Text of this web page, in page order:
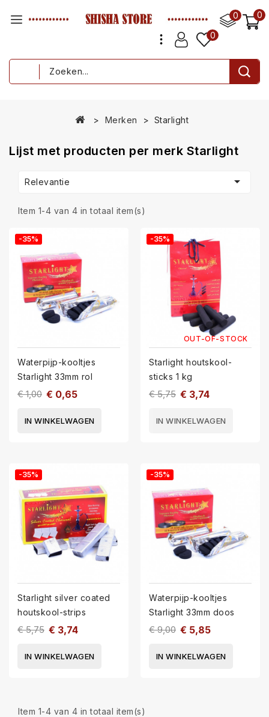
0
0
0
Merken Starlight
Lijst met producten per merk Starlight
Relevantie 
Item 1-4 van 4 in totaal item(s)
-35%
Waterpijp-kooltjes
Starlight 33mm rol
€ 1,00 € 0,65
IN WINKELWAGEN
-35%
OUT-OF-STOCK
Starlight houtskool-
sticks 1 kg
€ 5,75 € 3,74
IN WINKELWAGEN
-35%
Starlight silver coated
houtskool-strips
€ 5,75 € 3,74
IN WINKELWAGEN
-35%
Waterpijp-kooltjes
Starlight 33mm doos
€ 9,00 € 5,85
IN WINKELWAGEN
Item 1-4 van 4 in totaal item(s)